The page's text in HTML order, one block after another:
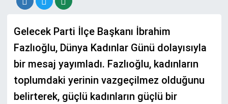
Gelecek Parti İlçe Başkanı İbrahim
Fazlıoğlu, Dünya Kadınlar Günü dolayısıyla
bir mesaj yayımladı. Fazlıoğlu, kadınların
toplumdaki yerinin vazgeçilmez olduğunu
belirterek, güçlü kadınların güçlü bir